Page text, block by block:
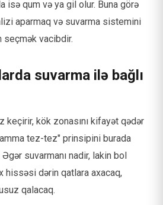
isə qum və ya gil olur. Buna görə
aparmaq və suvarma sistemini
seçmək vacibdir.
suvarma ilə bağlı
keçirir, kök zonasını kifayət qədər
tez-tez" prinsipini burada
suvarmanı nadir, lakin bol
hissəsi dərin qatlara axacaq,
qalacaq.